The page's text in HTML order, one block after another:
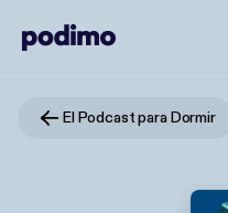
El Podcast para Dormir